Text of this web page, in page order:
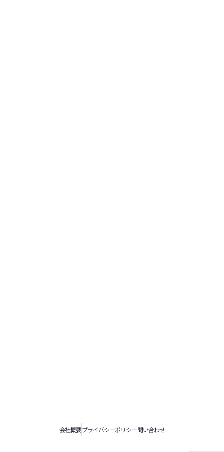
会社概要プライバシーポリシー問い合わせ